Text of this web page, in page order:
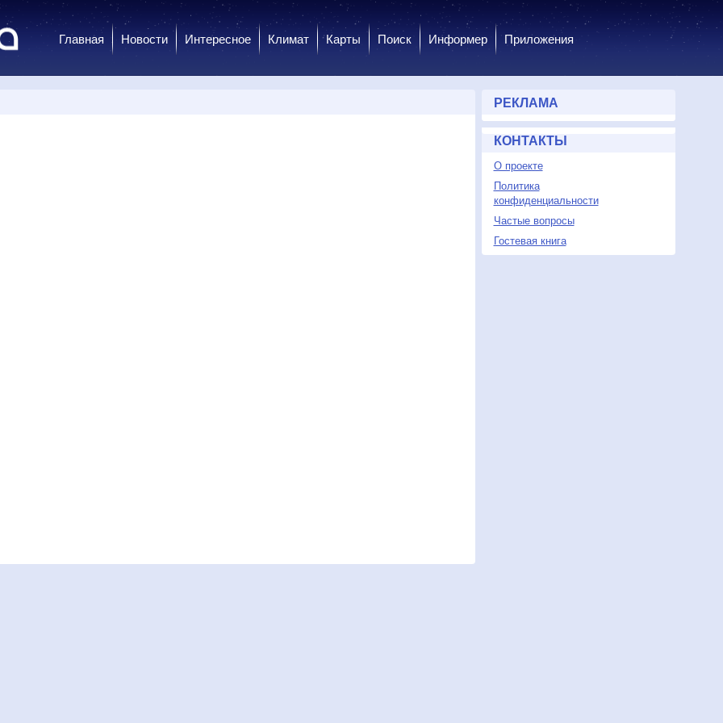
Главная Новости Интересное Климат Карты Поиск Информер Приложения
РЕКЛАМА
КОНТАКТЫ
О проекте
Политика
конфиденциальности
Частые вопросы
Гостевая книга